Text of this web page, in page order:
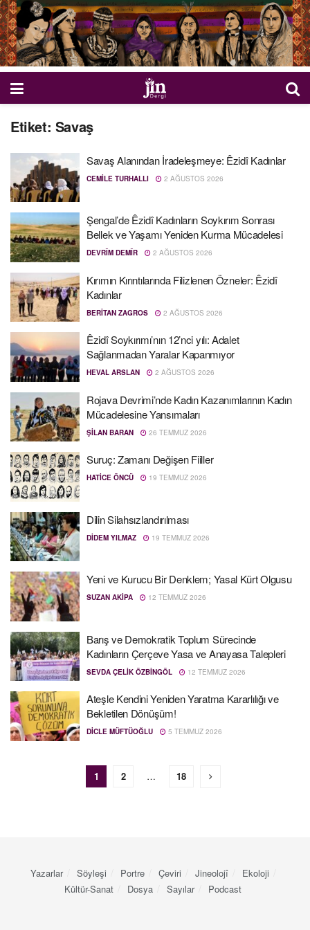
Etiket: Savaş
Savaş Alanından İradeleşmeye: Êzidî Kadınlar
CEMILE TURHALLI 2 AĞUSTOS 2026
Şengal’de Êzidî Kadınların Soykırım Sonrası
Bellek ve Yaşamı Yeniden Kurma Mücadelesi
DEVRÎM DEMÎR 2 AĞUSTOS 2026
Kırımın Kırıntılarında Filizlenen Özneler: Êzidî
Kadınlar
BERITAN ZAGROS 2 AĞUSTOS 2026
Êzidî Soykırımı’nın 12’nci yılı: Adalet
Sağlanmadan Yaralar Kapanmıyor
HEVAL ARSLAN 2 AĞUSTOS 2026
Rojava Devrimi’nde Kadın Kazanımlarının Kadın
Mücadelesine Yansımaları
ŞILAN BARAN 26 TEMMUZ 2026
Suruç: Zamanı Değişen Fiiller
HATICE ÖNCÜ 19 TEMMUZ 2026
Dilin Silahsızlandırılması
DIDEM YILMAZ 19 TEMMUZ 2026
Yeni ve Kurucu Bir Denklem; Yasal Kürt Olgusu
SUZAN AKIPA 12 TEMMUZ 2026
Barış ve Demokratik Toplum Sürecinde
Kadınların Çerçeve Yasa ve Anayasa Talepleri
SEVDA ÇELIK ÖZBINGÖL 12 TEMMUZ 2026
Ateşle Kendini Yeniden Yaratma Kararlılığı ve
Bekletilen Dönüşüm!
DICLE MÜFTÜOĞLU 5 TEMMUZ 2026
1 2 … 18
Yazarlar Söyleşi Portre Çeviri Jineolojî
Ekoloji
Kültür-Sanat
Dosya Sayılar Podcast